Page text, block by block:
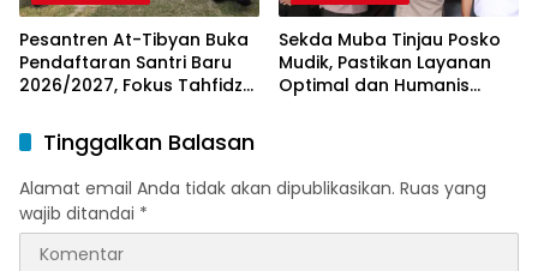
Pesantren At-Tibyan Buka
Pendaftaran Santri Baru
2026/2027, Fokus Tahfidz
Sekda Muba Tinjau Posko
Mudik, Pastikan Layanan
Optimal dan Humanis
Tinggalkan Balasan
Alamat email Anda tidak akan dipublikasikan. Ruas yang
wajib ditandai *